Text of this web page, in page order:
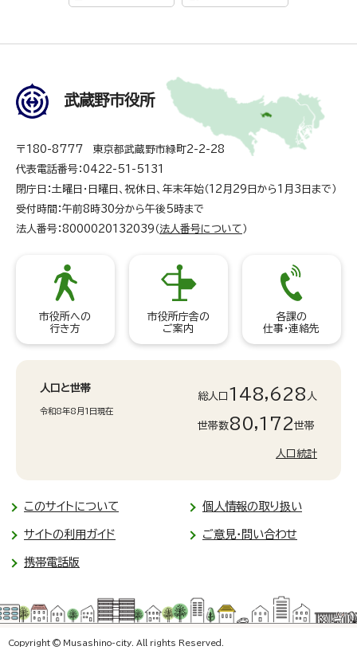
武蔵野市役所
〒180-8777 東京都武蔵野市緑町2-2-28
代表電話番号：0422-51-5131
閉庁日：土曜日・日曜日、祝休日、年末年始（12月29日から1月3日まで）
受付時間：午前8時30分から午後5時まで
法人番号：8000020132039（ 法人番号について ）
市役所への
行き方
市役所庁舎の
ご案内
各課の
仕事・連絡先
人口と世帯
令和8年8月1日現在
総人口 148,628 人
世帯数80,172世帯
人口統計
このサイトについて 個人情報の取り扱い
サイトの利用ガイド ご意見・問い合わせ
携帯電話版
Copyright © Musashino-city. All rights Reserved.